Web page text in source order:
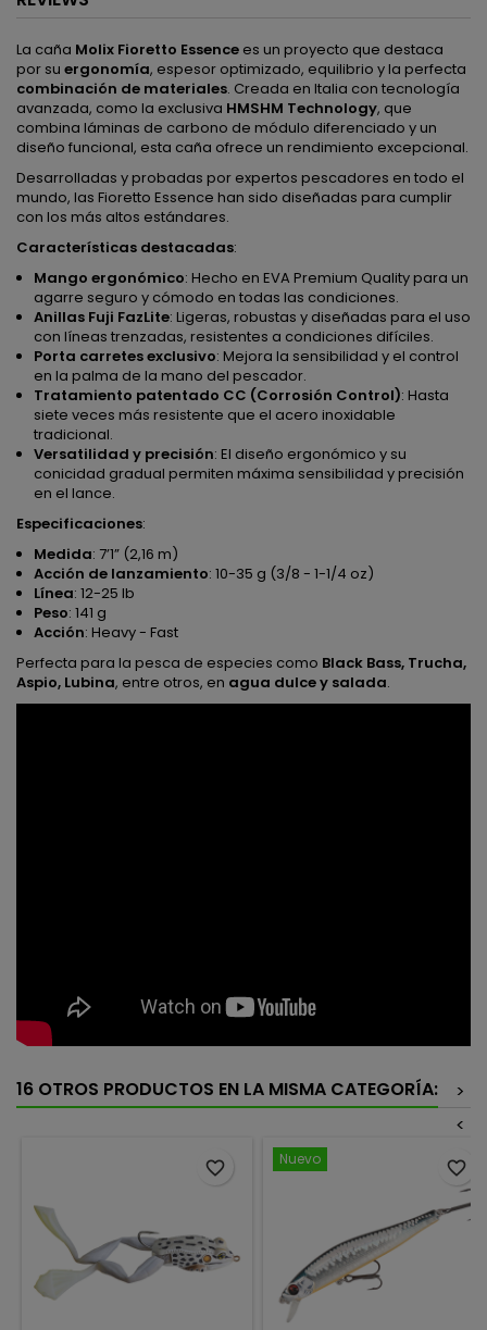
La caña Molix Fioretto Essence es un proyecto que destaca
por su ergonomía, espesor optimizado, equilibrio y la perfecta
combinación de materiales. Creada en Italia con tecnología
avanzada, como la exclusiva HMSHM Technology, que
combina láminas de carbono de módulo diferenciado y un
diseño funcional, esta caña ofrece un rendimiento excepcional.
Desarrolladas y probadas por expertos pescadores en todo el
mundo, las Fioretto Essence han sido diseñadas para cumplir
con los más altos estándares.
Características destacadas:
Mango ergonómico: Hecho en EVA Premium Quality para un
agarre seguro y cómodo en todas las condiciones.
Anillas Fuji FazLite: Ligeras, robustas y diseñadas para el uso
con líneas trenzadas, resistentes a condiciones difíciles.
Porta carretes exclusivo: Mejora la sensibilidad y el control
en la palma de la mano del pescador.
Tratamiento patentado CC (Corrosión Control): Hasta
siete veces más resistente que el acero inoxidable
tradicional.
Versatilidad y precisión: El diseño ergonómico y su
conicidad gradual permiten máxima sensibilidad y precisión
en el lance.
Especificaciones:
Medida: 7’1” (2,16 m)
Acción de lanzamiento: 10-35 g (3/8 - 1-1/4 oz)
Línea: 12-25 lb
Peso: 141 g
Acción: Heavy - Fast
Perfecta para la pesca de especies como Black Bass, Trucha,
Aspio, Lubina, entre otros, en agua dulce y salada.
16 OTROS PRODUCTOS EN LA MISMA CATEGORÍA:
>
<
favorite_border Nuevo favorite_border